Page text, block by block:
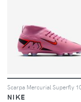
NIKE